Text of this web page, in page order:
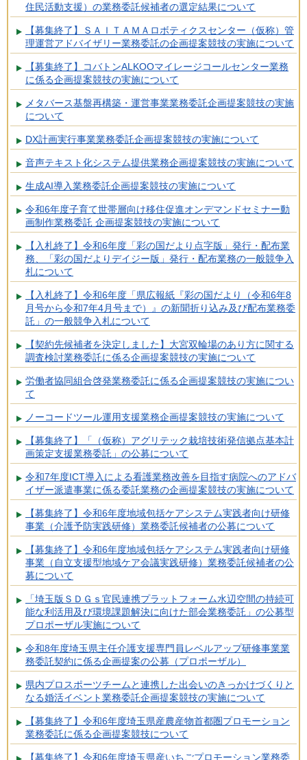
住民活動支援）の業務委託候補者の選定結果について
【募集終了】ＳＡＩＴＡＭＡロボティクスセンター（仮称）管
理運営アドバイザリー業務委託の企画提案競技の実施について
【募集終了】コバトンALKOOマイレージコールセンター業務
に係る企画提案競技の実施について
メタバース基盤再構築・運営事業業務委託企画提案競技の実施
について
DX計画実行事業業務委託企画提案競技の実施について
音声テキスト化システム提供業務企画提案競技の実施について
生成AI導入業務委託企画提案競技の実施について
令和6年度子育て世帯層向け移住促進オンデマンドセミナー動
画制作業務委託 企画提案競技の実施について
【入札終了】令和6年度「彩の国だより点字版」発行・配布業
務、「彩の国だよりデイジー版」発行・配布業務の一般競争入
札について
【入札終了】令和6年度「県広報紙『彩の国だより（令和6年8
月号から令和7年4月号まで）』の新聞折り込み及び配布業務委
託」の一般競争入札について
【契約先候補者を決定しました】大宮双輪場のあり方に関する
調査検討業務委託に係る企画提案競技の実施について
労働者協同組合啓発業務委託に係る企画提案競技の実施につい
て
ノーコードツール運用支援業務企画提案競技の実施について
【募集終了】「（仮称）アグリテック栽培技術発信拠点基本計
画策定支援業務委託」の公募について
令和7年度ICT導入による看護業務改善を目指す病院へのアドバ
イザー派遣事業に係る委託業務の企画提案競技の実施について
【募集終了】令和6年度地域包括ケアシステム実践者向け研修
事業（介護予防実践研修）業務委託候補者の公募について
【募集終了】令和6年度地域包括ケアシステム実践者向け研修
事業（自立支援型地域ケア会議実践研修）業務委託候補者の公
募について
「埼玉版ＳＤＧｓ官民連携プラットフォーム水辺空間の持続可
能な利活用及び環境課題解決に向けた部会業務委託」の公募型
プロポーザル実施について
令和8年度埼玉県主任介護支援専門員レベルアップ研修事業業
務委託契約に係る企画提案の公募（プロポーザル）
県内プロスポーツチームと連携した出会いのきっかけづくりと
なる婚活イベント業務委託企画提案競技の実施について
【募集終了】令和6年度埼玉県産農産物首都圏プロモーション
業務委託に係る企画提案競技について
【募集終了】令和6年度埼玉県産いちごプロモーション業務委